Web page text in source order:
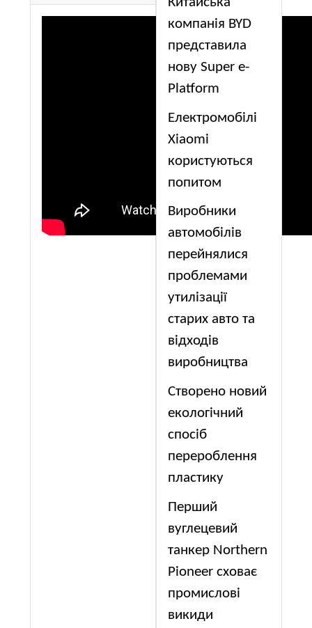
компанія BYD
представила
нову Super e-
Platform
Електромобілі
Xiaomi
користуються
попитом
Виробники
автомобілів
перейнялися
проблемами
утилізації
старих авто та
відходів
виробництва
Створено новий
екологічний
спосіб
перероблення
пластику
Перший
вуглецевий
танкер Northern
Pioneer сховає
промислові
викиди